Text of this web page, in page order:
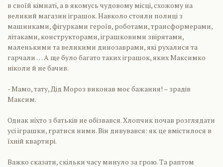
в своїй кімнаті, а в якомусь чудовому місці, схожому на
великий магазин іграшок. Навколо стояли полиці з
машинками, фігурками героїв, роботами, трансформерами,
літаками, конструкторами, іграшковими звірятами,
маленькими та великими динозаврами, які рухалися та
гарчали … А ще було багато таких іграшок, яких Максимко
ніколи й не бачив.
- Мамо, тату, Дід Мороз виконав моє бажання! – зрадів
Максим.
Однак ніхто з батьків не обізвався. Хлопчик почав розглядати
усі іграшки, гратися ними. Він дивувався: як це вмістилося в
їхній квартирі.
Важко сказати, скільки часу минуло за грою. Та раптом